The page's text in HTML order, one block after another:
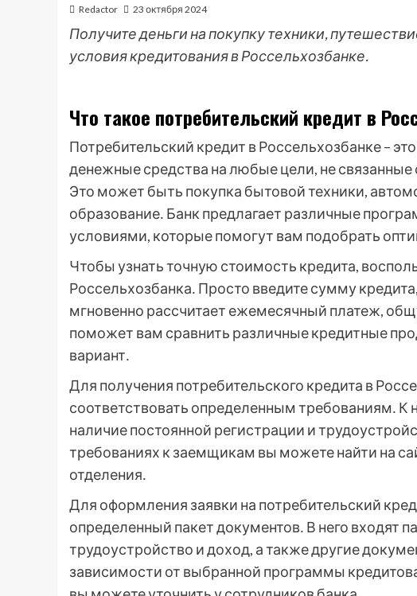
Redactor 23 октября 2024
Получите деньги на покупку техники,
условия кредитования в Россельхозбанке.
Что такое потребительский кредит в
Потребительский кредит в Россельхозбанке –
денежные средства на любые цели, не
Это может быть покупка бытовой техники,
образование․ Банк предлагает различные
условиями, которые помогут вам подобрать
Чтобы узнать точную стоимость кредита,
Россельхозбанка․ Просто введите сумму
мгновенно рассчитает ежемесячный платеж,
поможет вам сравнить различные кредитные
вариант․
Для получения потребительского кредита в
соответствовать определенным требованиям․ К
наличие постоянной регистрации и
требованиях к заемщикам вы можете найти на
отделения․
Для оформления заявки на потребительский
определенный пакет документов․ В него
трудоустройство и доход, а также другие
зависимости от выбранной программы